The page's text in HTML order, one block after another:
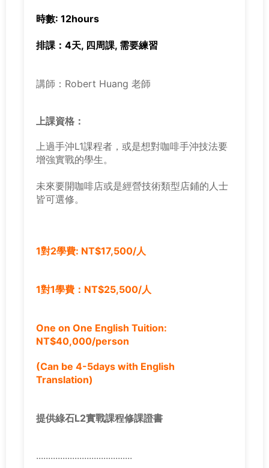
時數: 12hours
排課：4天, 四周課, 需要練習
講師：Robert Huang 老師
上課資格：
上過手沖L1課程者，或是想對咖啡手沖技法要
增強實戰的學生。
未來要開咖啡店或是經營技術類型店鋪的人士
皆可選修。
1對2學費: NT$17,500/人
1對1學費：NT$25,500/人
One on One English Tuition:
NT$40,000/person
(Can be 4-5days with English
Translation)
提供綠石L2實戰課程修課證書
........................................